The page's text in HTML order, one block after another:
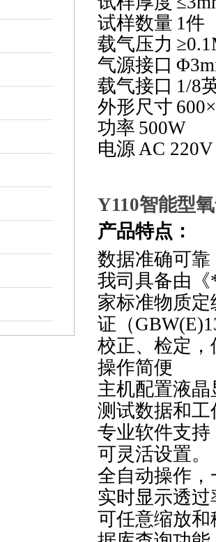
试样数量 1件
载气压力 ≥
气源接口
载气接口 1/8
外形尺寸 600×
功率 500W
电源 AC 220V
Y110智能型
产品特点 ：
数据准确可靠
我司具备由
家标准物质
证（
校正、检定
操作简便
主机配置液
测试数据和
专业软件支
可灵活设置。
全自动操作
实时显示透
可任意缩放